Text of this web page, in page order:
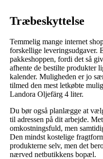
Træbeskyttelse
Temmelig mange internet
forskellige leveringsudgaver.
pakkeshoppen, fordi det så
afhente de bestilte produkter
kalender. Muligheden er jo
tilmed den mest letkøbte
Landora Oljefärg 4 liter.
Du bør også planlægge at
til adressen på dit arbejde.
omkostningsfuld, men
Den mindst kostelige
produkterne selv, men det
nærved netbutikkens bopæl.